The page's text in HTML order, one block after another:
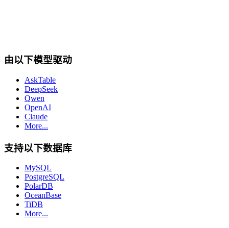
cta.dbSupport
由以下模型驱动
AskTable
DeepSeek
Qwen
OpenAI
Claude
More...
支持以下数据库
MySQL
PostgreSQL
PolarDB
OceanBase
TiDB
More...